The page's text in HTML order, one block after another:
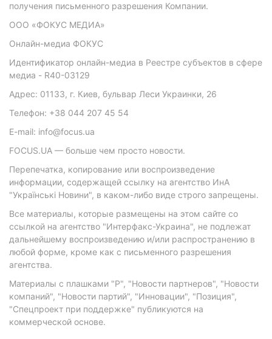
получения письменного разрешения Компании.
ООО «ФОКУС МЕДИА»
Онлайн-медиа ФОКУС
Идентификатор онлайн-медиа в Реестре субъектов в сфере
медиа - R40-03129
Адрес: 01133, г. Киев, бульвар Леси Украинки, 26
Телефон: +38 044 207 45 54
E-mail: info@focus.ua
FOCUS.UA — больше чем просто новости.
Перепечатка, копирование или воспроизведение
информации, содержащей ссылку на агентство ИнА
"Українські Новини", в каком-либо виде строго запрещены.
Все материалы, которые размещены на этом сайте со
ссылкой на агентство "Интерфакс-Украина", не подлежат
дальнейшему воспроизведению и/или распространению в
любой форме, кроме как с письменного разрешения
агентства.
Материалы с плашками "Р", "Новости партнеров", "Новости
компаний", "Новости партий", "Инновации", "Позиция",
"Спецпроект при поддержке" публикуются на
коммерческой основе.